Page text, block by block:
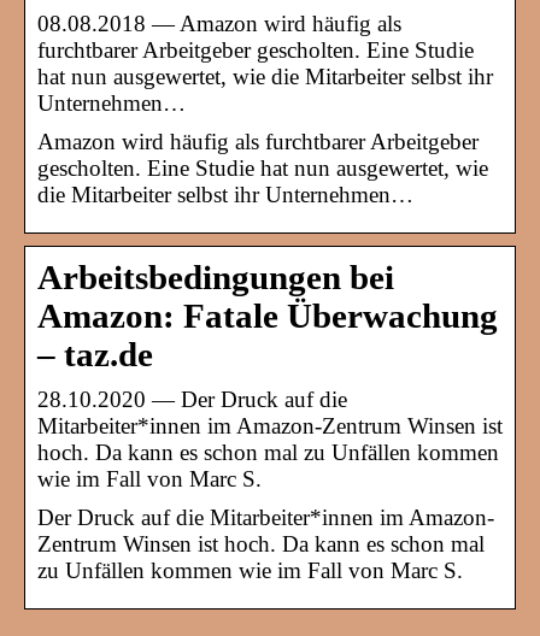
08.08.2018 — Amazon wird häufig als
furchtbarer Arbeitgeber gescholten. Eine Studie
hat nun ausgewertet, wie die Mitarbeiter selbst ihr
Unternehmen…
Amazon wird häufig als furchtbarer Arbeitgeber
gescholten. Eine Studie hat nun ausgewertet, wie
die Mitarbeiter selbst ihr Unternehmen…
Arbeitsbedingungen bei
Amazon: Fatale Überwachung
– taz.de
28.10.2020 — Der Druck auf die
Mitarbeiter*innen im Amazon-Zentrum Winsen ist
hoch. Da kann es schon mal zu Unfällen kommen
wie im Fall von Marc S.
Der Druck auf die Mitarbeiter*innen im Amazon-
Zentrum Winsen ist hoch. Da kann es schon mal
zu Unfällen kommen wie im Fall von Marc S.